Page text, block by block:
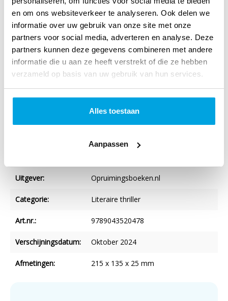
en om ons websiteverkeer te analyseren. Ook delen we
informatie over uw gebruik van onze site met onze
partners voor social media, adverteren en analyse. Deze
partners kunnen deze gegevens combineren met andere
informatie die u aan ze heeft verstrekt of die ze hebben
verzameld op basis van uw gebruik van hun services.
Alles toestaan
Aanpassen
Specificaties
Titel: Verdiend
Auteur: Ella Marjon
Taal: Nederlands
305
Uitgever: Opruimingsboeken.nl
Categorie: Literaire thriller
Art.nr.: 9789043520478
Verschijningsdatum: Oktober 2024
Afmetingen: 215 x 135 x 25 mm